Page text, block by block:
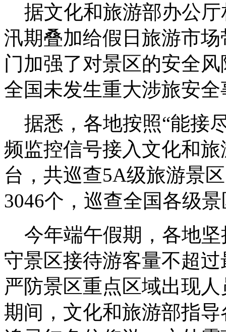
据文化和旅游部办公厅
汛期叠加给假日旅游市
门加强了对景区的安全
全国未发生重大涉旅安
据悉，各地按照“能接
频监控信号接入文化和
台，共巡查5A级旅游景
3046个，巡查全国各级
今年端午假期，各地坚
守景区接待游客量不超
严防景区重点区域出现
期间，文化和旅游部指